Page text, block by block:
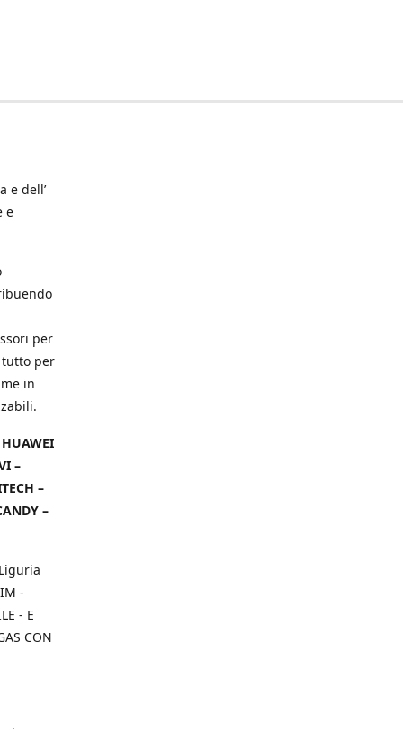
e dell’
e
per
per
in
–
–
–
-
- E
CON